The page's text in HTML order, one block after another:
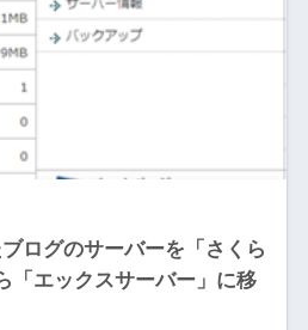
ログのサーバーを「さくら
「エックスサーバー」に移